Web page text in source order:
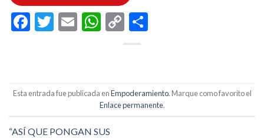
Facebook
Twitter
EmailWhatsApp
Copy
Link
Esta entrada fue publicada enEmpoderamiento. Marque como favorito el
Enlace permanente.
“ASÍ QUE PONGAN SUS